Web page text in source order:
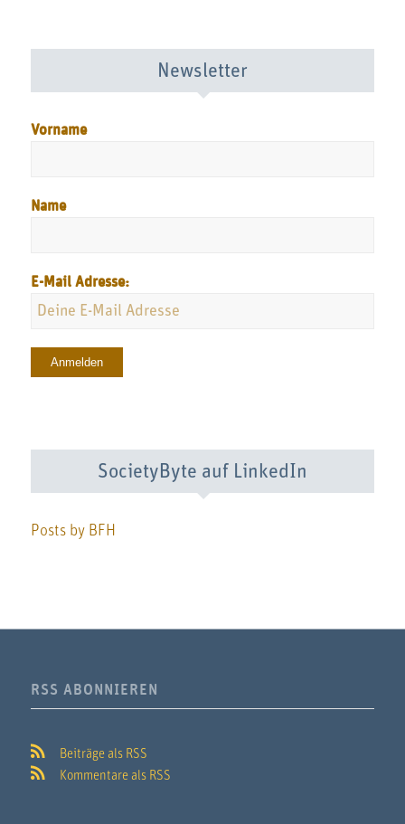
Newsletter
Vorname
Name
E-Mail Adresse:
SocietyByte auf LinkedIn
Posts by BFH
RSS ABONNIEREN
Beiträge als RSS
Kommentare als RSS